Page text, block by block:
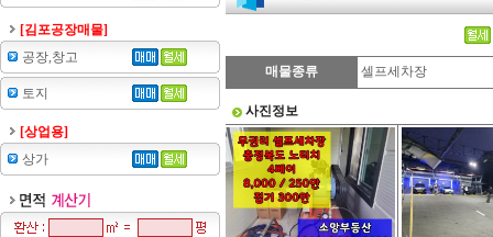
[김포공장매물]
공장,창고
토지
[상업용]
상가
매물종류 셀프세차장
사진정보